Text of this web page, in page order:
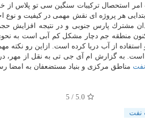
امر استحصال تركیبات سنگین سی تو پلاس از
هر پروژه ای نقش مهمی در كیفیت و نوع
مشترك پارس جنوبی و در نتیجه افزایش
منطقه جم دچار مشكل كم آبی است به
از آب دریا كرده است. ازاین رو نكته
است. به گزارش ام آی جی تی به نقل از مهر،
مناطق مركزی و بنیاد مستضعفان به امضا
5.0
/ 5
نفت